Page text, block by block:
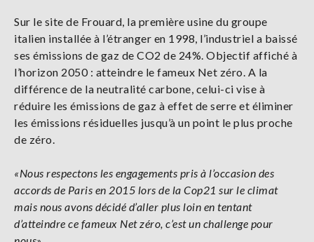
Sur le site de Frouard, la première usine du groupe
italien installée à l’étranger en 1998, l’industriel a baissé
ses émissions de gaz de CO2 de 24%. Objectif affiché à
l’horizon 2050 : atteindre le fameux Net zéro. A la
différence de la neutralité carbone, celui-ci vise à
réduire les émissions de gaz à effet de serre et éliminer
les émissions résiduelles jusqu’à un point le plus proche
de zéro.
«Nous respectons les engagements pris à l’occasion des
accords de Paris en 2015 lors de la Cop21 sur le climat
mais nous avons décidé d’aller plus loin en tentant
d’atteindre ce fameux Net zéro, c’est un challenge pour